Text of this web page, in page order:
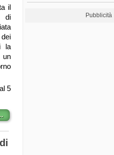
il
di
la
5
Pubblicità